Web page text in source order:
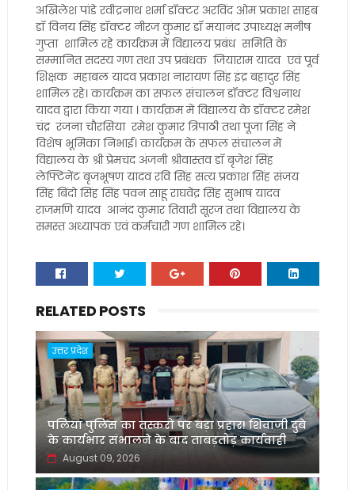
अखिलेश पांडे रवींद्रनाथ शर्मा डॉक्टर अरविंद ओम प्रकाश साहब
डॉ विनय सिंह डॉक्टर नीरज कुमार डॉ मयानंद उपाध्यक्ष मनीष
गुप्ता शामिल रहे कार्यक्रम में विद्यालय प्रबंध समिति के
सम्मानित सदस्य गण तथा उप प्रबंधक जियाराम यादव एवं पूर्व
शिक्षक महाबल यादव प्रकाश नारायण सिंह इंद्र बहादुर सिंह
शामिल रहे। कार्यक्रम का सफल संचालन डॉक्टर विश्वनाथ
यादव द्वारा किया गया । कार्यक्रम में विद्यालय के डॉक्टर रमेश
चंद्र रंजना चौरसिया रमेश कुमार त्रिपाठी तथा पूजा सिंह ने
विशेष भूमिका निभाई। कार्यक्रम के सफल संचालन में
विद्यालय के श्री प्रेमचंद अंजनी श्रीवास्तव डॉ बृजेश सिंह
लेफ्टिनेंट बृजभूषण यादव रवि सिंह सत्य प्रकाश सिंह संजय
सिंह बिंदो सिंह सिंह पवन साहू राघवेंद्र सिंह सुभाष यादव
राजमणि यादव आनंद कुमार तिवारी सूरज तथा विद्यालय के
समस्त अध्यापक एवं कर्मचारी गण शामिल रहे।
RELATED POSTS
उत्तर प्रदेश
पलिया पुलिस का तस्करों पर बड़ा प्रहार! शिवाजी दुबे
के कार्यभार संभालने के बाद ताबड़तोड़ कार्यवाही
August 09, 2026